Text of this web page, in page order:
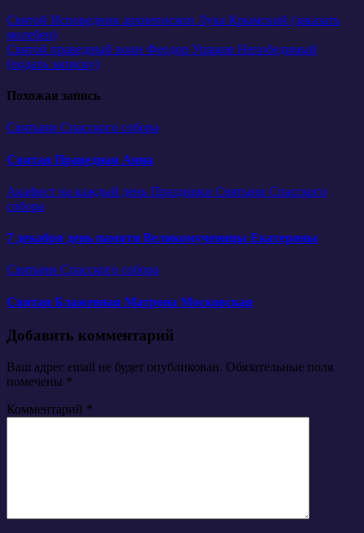
Навигация
по
записям
Святой Исповедник архиепископ Лука Крымский (заказать
молебен)
Святой праведный воин Феодор Ушаков Непобедимый
(подать записку)
Похожая запись
Святыни Спасского собора
Святая Праведная Анна
Акафист на каждый день Праздники Святыни Спасского
собора
7 декабря день памяти Великомученицы Екатерины
Святыни Спасского собора
Святая Блаженная Матрона Московская
Добавить комментарий
Ваш адрес email не будет опубликован. Обязательные поля
помечены *
Комментарий *